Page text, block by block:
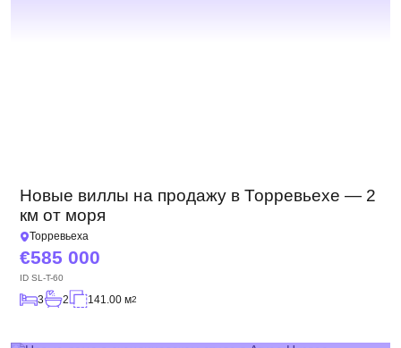
Новые виллы на продажу в Торревьехе — 2
км от моря
Торревьеха
585 000
ID SL-T-60
3 2 141.00 м2